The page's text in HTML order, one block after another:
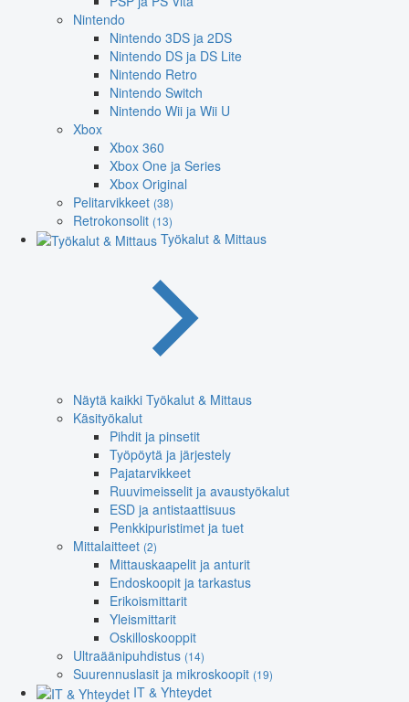
Nintendo
Nintendo 3DS ja 2DS
Nintendo DS ja DS Lite
Nintendo Retro
Nintendo Switch
Nintendo Wii ja Wii U
Xbox
Xbox 360
Xbox One ja Series
Xbox Original
Pelitarvikkeet (38)
Retrokonsolit (13)
Työkalut & Mittaus
Näytä kaikki Työkalut & Mittaus
Käsityökalut
Pihdit ja pinsetit
Työpöytä ja järjestely
Pajatarvikkeet
Ruuvimeisselit ja avaustyökalut
ESD ja antistaattisuus
Penkkipuristimet ja tuet
Mittalaitteet (2)
Mittauskaapelit ja anturit
Endoskoopit ja tarkastus
Erikoismittarit
Yleismittarit
Oskilloskooppit
Ultraäänipuhdistus (14)
Suurennuslasit ja mikroskoopit (19)
IT & Yhteydet